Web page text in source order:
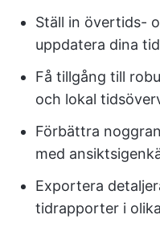
Ställ in övertids-
uppdatera dina
Få tillgång till
och lokal
Förbättra
med
Exportera
tidrapporter i